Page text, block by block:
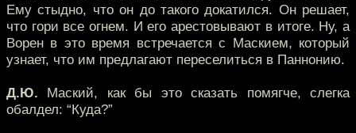
Ему стыдно, что он до такого докатился. Он решает,
что гори все огнем. И его арестовывают в итоге. Ну, а
Ворен в это время встречается с Маскием, который
узнает, что им предлагают переселиться в Паннонию.
Д.Ю. Маский, как бы это сказать помягче, слегка
обалдел: “Куда?”